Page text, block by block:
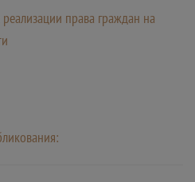
права граждан на